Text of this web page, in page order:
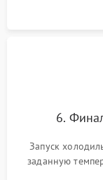
6.
Запуск
заданную
компрессора,